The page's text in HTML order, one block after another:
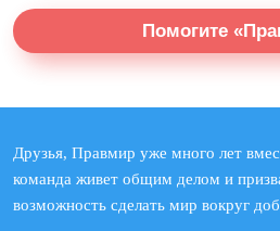
Помогите
Друзья, Правмир уже много лет
команда живет общим делом и
возможность сделать мир вокруг